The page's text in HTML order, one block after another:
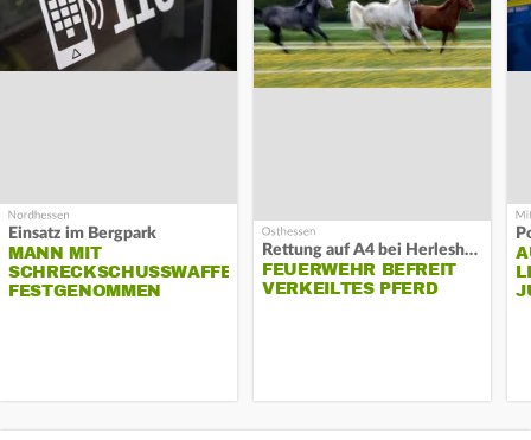
Einsatz im Bergpark
MANN MIT
SCHRECKSCHUSSWAFFE
FESTGENOMMEN
Rettung auf A4 bei Herleshausen
FEUERWEHR BEFREIT
VERKEILTES PFERD